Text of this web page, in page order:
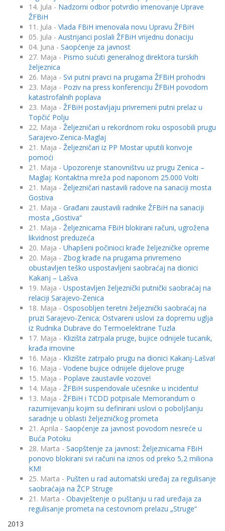
14. Jula - Nadzorni odbor potvrdio imenovanje Uprave
ŽFBiH
11. Jula - Vlada FBiH imenovala novu Upravu ŽFBiH
05. Jula - Austrijanci poslali ŽFBiH vrijednu donaciju
04. Juna - Saopćenje za javnost
27. Maja - Pismo sućuti generalnog direktora turskih
željeznica
26. Maja - Svi putni pravci na prugama ŽFBiH prohodni
23. Maja - Poziv na press konferenciju ŽFBiH povodom
katastrofalnih poplava
23. Maja - ŽFBiH postavljaju privremeni putni prelaz u
Topčić Polju
22. Maja - Željezničari u rekordnom roku osposobili prugu
Sarajevo-Zenica-Maglaj
21. Maja - Željezničari iz PP Mostar uputili konvoje
pomoći
21. Maja - Upozorenje stanovništvu uz prugu Zenica –
Maglaj: Kontaktna mreža pod naponom 25.000 Volti
21. Maja - Željezničari nastavili radove na sanaciji mosta
Gostiva
21. Maja - Građani zaustavili radnike ŽFBiH na sanaciji
mosta „Gostiva“
21. Maja - Željeznicama FBiH blokirani računi, ugrožena
likvidnost preduzeća
20. Maja - Uhapšeni počinioci krađe željezničke opreme
20. Maja - Zbog krađe na prugama privremeno
obustavljen teško uspostavljeni saobraćaj na dionici
Kakanj – Lašva
19. Maja - Uspostavljen željeznički putnički saobraćaj na
relaciji Sarajevo-Zenica
18. Maja - Osposobljen teretni željeznički saobraćaj na
pruzi Sarajevo-Zenica; Ostvareni uslovi za dopremu uglja
iz Rudnika Dubrave do Termoelektrane Tuzla
17. Maja - Klizišta zatrpala pruge, bujice odnijele tucanik,
krađa imovine
16. Maja - Klizište zatrpalo prugu na dionici Kakanj-Lašva!
16. Maja - Vodene bujice odnijele dijelove pruge
15. Maja - Poplave zaustavile vozove!
14. Maja - ŽFBiH suspendovale učesnike u incidentu!
13. Maja - ŽFBiH i TCDD potpisale Memorandum o
razumijevanju kojim su definirani uslovi o poboljšanju
saradnje u oblasti željezničkog prometa
21. Aprila - Saopćenje za javnost povodom nesreće u
Buća Potoku
28. Marta - Saopštenje za javnost: Željeznicama FBiH
ponovo blokirani svi računi na iznos od preko 5,2 miliona
KM!
25. Marta - Pušten u rad automatski uređaj za regulisanje
saobraćaja na ŽCP Struge
21. Marta - Obavještenje o puštanju u rad uređaja za
regulisanje prometa na cestovnom prelazu „Struge“
2013